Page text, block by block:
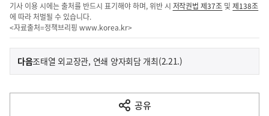
기사 이용 시에는 출처를 반드시 표기해야 하며, 위반 시 저작권법 제37조 및제138조
에 따라 처벌될 수 있습니다.
<자료출처=정책브리핑 www.korea.kr>
이
전
다
다음기
사
조태열 외교장관, 연쇄 양자회담 개최(2.21.)
공유
열